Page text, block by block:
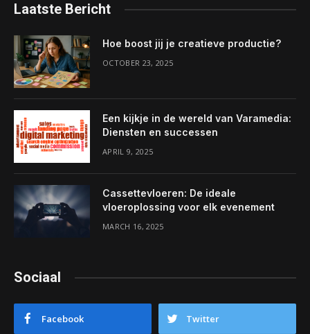
Laatste Bericht
Hoe boost jij je creatieve productie?
OCTOBER 23, 2025
Een kijkje in de wereld van Varamedia:
Diensten en successen
APRIL 9, 2025
Cassettevloeren: De ideale
vloeroplossing voor elk evenement
MARCH 16, 2025
Sociaal
Facebook Twitter